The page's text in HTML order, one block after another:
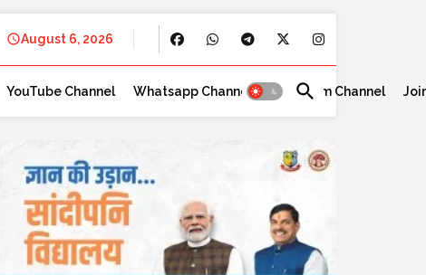
August 6, 2026
YouTube Channel Whatsapp Channel Telegram Channel